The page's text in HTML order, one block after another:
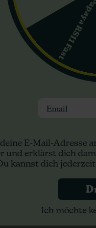
hinaus und umfasst ihr
das die Sinne
lässt sich sagen,
Abstammung,
als auch für Nutzer.
Papaya RS11 Fast
Email
E-Mail-Adresse
und erklärst dich
kannst dich
Ich möchte